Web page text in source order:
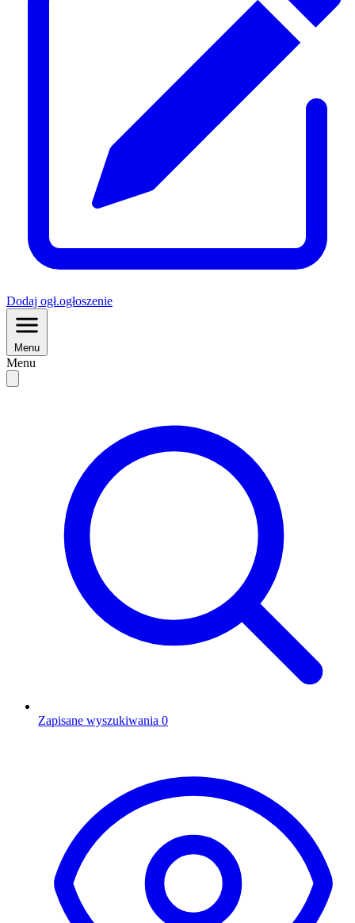
Dodaj ogł.ogłoszenie
Menu
Menu
Zapisane wyszukiwania 0